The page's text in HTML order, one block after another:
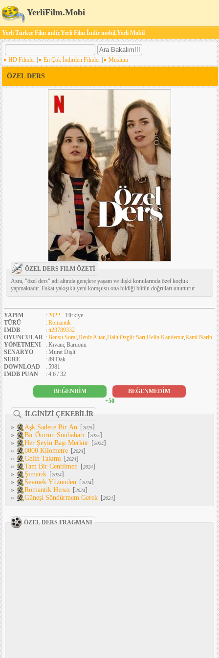
YerliFilm.Mobi
Yerli Türkçe Film indir,Yerli Film İndir mobil,Yerli Mobil
HD Filmler En Çok İndirilen Filmler Müslüm
ÖZEL DERS
ÖZEL DERS FILM ÖZETİ
Azra, "özel ders" adı altında gençlere yaşam ve ilişki konularında özel koçluk
yapmaktadır. Fakat yakışıklı yeni komşusu ona bildiği bütün doğruları unutturur.
YAPIM : 2022 - Türkiye
TÜRÜ
: Romantik
IMDB
: tt23789332
OYUNCULAR : Bensu Soral Deniz Altan Halit Özgür Sarı Helin Kandemir Rami Narin
YÖNETMENI
: Kıvanç Baruönü
SENARYO
: Murat Dişli
SÜRE
: 89 Dak.
DOWNLOAD
: 5981
IMDB PUAN
: 4.6 / 32
BEĞENDİM
BEĞENMEDİM
+50
İLGİNİZİ ÇEKEBİLİR
»
Aşk Sadece Bir An [2025]
»
Bir Ömrün Sonbaharı [2025]
»
Her Şeyin Başı Merkür [2024]
»
0000 Kilometre [2024]
»
Gelin Takımı [2024]
»
Tam Bir Centilmen [2024]
»
Şımarık [2024]
»
Sevmek Yüzünden [2024]
»
Romantik Hırsız [2024]
»
Güneşi Söndürmem Gerek [2024]
ÖZEL DERS FRAGMANI